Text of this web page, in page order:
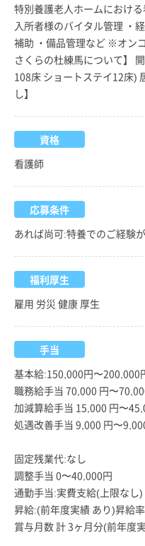
特別養護老人ホームにおけ
入所者様のバイタル管理 ・
補助 ・備品管理など ※オン
さくらの杜練馬について】
108床 ショートステイ12床)
し】
資格
看護師
応募条件
あれば尚可:特養でのご経験
福利厚生
雇用 労災 健康 厚生
手当
基本給:150,000円〜200,000
職務給手当 70,000 円〜
加減算給手当 15,000 円〜
処遇改善手当 9,000 円〜
固定残業代:なし
調整手当 0〜40,000円
通勤手当:実費支給(上限なし)
昇給:(前年度実績 あり)昇給
賞与月数 計 3ヶ月分(前年度